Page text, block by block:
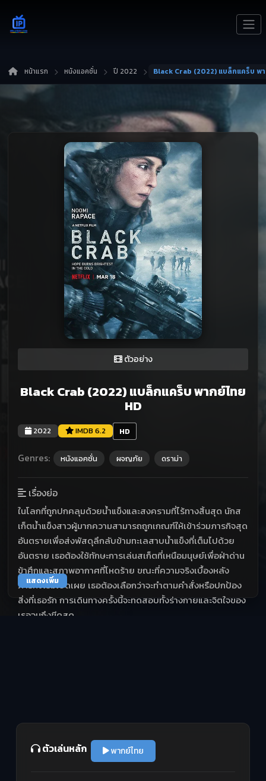
หน้าแรก หนังแอคชั่น ปี 2022 Black Crab (2022) แบล็กแคร็บ พ
ตัวอย่าง
Black Crab (2022) แบล็กแคร็บ พากย์ไทย
HD
2022 IMDB 6.2 HD
Genres: หนังแอคชั่น ผจญภัย ดราม่า
เรื่องย่อ
ในโลกที่ถูกปกคลุมด้วยน้ำแข็งและสงครามที่ไร้ทางสิ้นสุด นักส
เก็ตน้ำแข็งสาวผู้มากความสามารถถูกเกณฑ์ให้เข้าร่วมภารกิจสุด
อันตรายเพื่อส่งพัสดุลึกลับข้ามทะเลสาบน้ำแข็งที่เต็มไปด้วย
อันตราย เธอต้องใช้ทักษะการเล่นสเก็ตที่เหนือมนุษย์เพื่อฝ่าด่าน
ข้าศึกและสภาพอากาศที่โหดร้าย ขณะที่ความจริงเบื้องหลัง
ภารกิจเริ่มเปิดเผย เธอต้องเลือกว่าจะทำตามคำสั่งหรือปกป้อง
สิ่งที่เธอรัก การเดินทางครั้งนี้จะทดสอบทั้งร่างกายและจิตใจของ
เธอจนถึงขีดสุด
แสดงเพิ่ม
ตัวเล่นหลัก พากย์ไทย